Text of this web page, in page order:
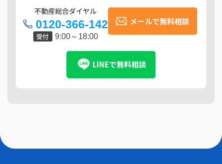
不動産総合ダイヤル
0120-366-142
受付 9:00～18:00
メールで無料相談
LINEで無料相談